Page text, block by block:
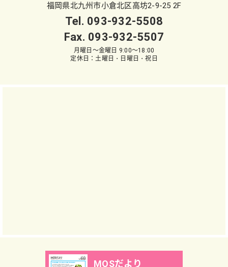
福岡県北九州市小倉北区高坊2-9-25 2F
Tel. 093-932-5508
Fax. 093-932-5507
月曜日～金曜日 9:00～18:00
定休日：土曜日・日曜日・祝日
MOSだより